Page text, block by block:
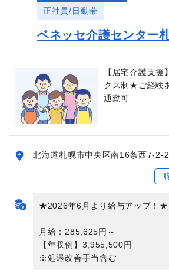
正社員/日勤帯
ベネッセ介護センター
【居宅介護支
クス制★ご経験
通勤可
北海道札幌市中央区南16条西7-2-
★2026年6月より給与アップ！★
月給：285,625円～
【年収例】3,955,500円
※処遇改善手当含む